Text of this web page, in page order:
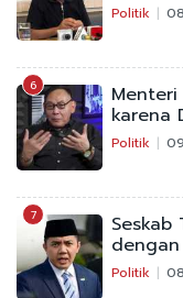
Politik
6
karena
Politik
7 Seskab
Politik